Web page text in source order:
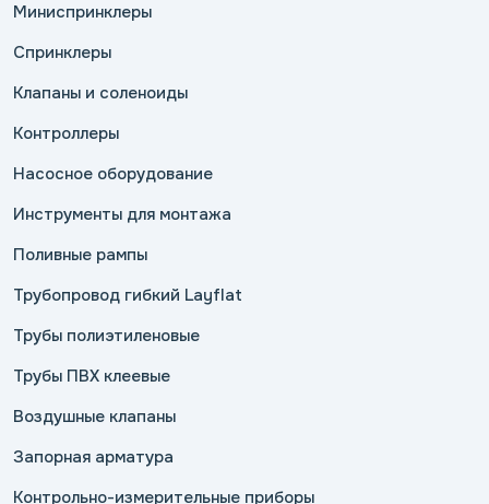
Миниспринклеры
Спринклеры
Клапаны и соленоиды
Контроллеры
Насосное оборудование
Инструменты для монтажа
Поливные рампы
Трубопровод гибкий Layflat
Трубы полиэтиленовые
Трубы ПВХ клеевые
Воздушные клапаны
Запорная арматура
Контрольно-измерительные приборы